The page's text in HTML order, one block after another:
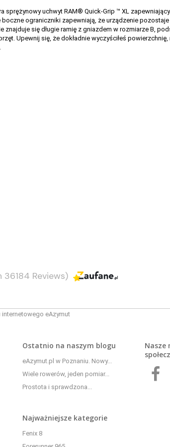
sprężynowy uchwyt RAM® Quick-Grip ™ XL
ograniczniki zapewniają, że urządzenie
się długie ramię z gniazdem w rozmiarze B,
Upewnij się, że dokładnie wyczyściłeś
36184 Reviews)
Ostatnio na naszym blogu
eAzymut.pl w Poznaniu. Nowy...
Wiele rowerów, jeden pomiar...
Prostota i sprawdzona...
Najważniejsze kategorie
Fenix 8
Nasze